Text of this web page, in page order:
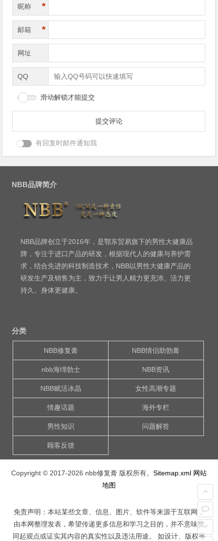
昵称 *
邮箱 *
网址
QQ
滑动解锁才能提交
有回复时邮件通知我
NBB品牌简介
NBB品牌创立于2016年，是鄂东贸易旗下的男性大健康品
牌，专注于进口产品的研发，根据现代人的健康与养护需
求，结合先进的科技制造技术，NBB以男性大健康产品的
研发生产及销售为主，致力于让男人精力更充沛、活力更
持久、身体更健康。
分类
NBB修复膏 NBB情侣助勃膏
nbb海绵勃士 NBB资讯
NBB赋活冰晶 女性高潮专题
情趣话题 海外专栏
男性知识 问题解答
顾客反馈
Copyright © 2017-2026 nbb修复膏 版权所有。 Sitemap.xml 网站
地图
免责声明：本站某些文章、信息、图片、软件等来源于互联网，
由本网整理发表，希望传递更多信息和学习之目的，并不意味赞
同起观点或证实其内容的真实性以及违法用途。 如设计、版权等